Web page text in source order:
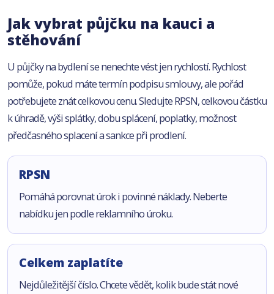
Jak vybrat půjčku na kauci a
stěhování
U půjčky na bydlení se nenechte vést jen rychlostí. Rychlost
pomůže, pokud máte termín podpisu smlouvy, ale pořád
potřebujete znát celkovou cenu. Sledujte RPSN, celkovou částku
k úhradě, výši splátky, dobu splácení, poplatky, možnost
předčasného splacení a sankce při prodlení.
RPSN
Pomáhá porovnat úrok i povinné náklady. Neberte
nabídku jen podle reklamního úroku.
Celkem zaplatíte
Nejdůležitější číslo. Chcete vědět, kolik bude stát nové